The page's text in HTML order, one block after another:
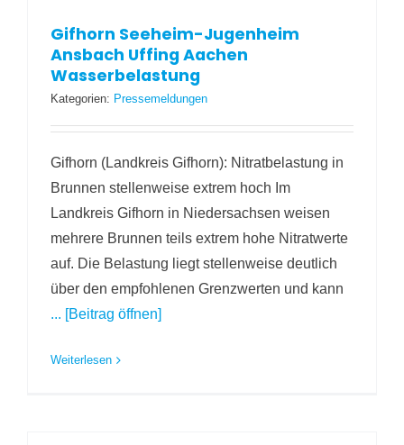
Gifhorn Seeheim-Jugenheim
Ansbach Uffing Aachen
Wasserbelastung
Kategorien: Pressemeldungen
Gifhorn (Landkreis Gifhorn): Nitratbelastung in
Brunnen stellenweise extrem hoch Im
Landkreis Gifhorn in Niedersachsen weisen
mehrere Brunnen teils extrem hohe Nitratwerte
auf. Die Belastung liegt stellenweise deutlich
über den empfohlenen Grenzwerten und kann
... [Beitrag öffnen]
Weiterlesen